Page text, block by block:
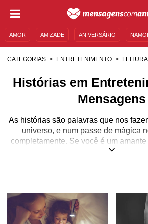
AMOR AMIZADE ANIVERSÁRIO
CATEGORIAS ENTRETENIMENTO LEITURA
Histórias em
Mensagens
As histórias são palavras que nos
universo, e num passe de mágica
completamente. Se você é um
está no lugar certo! Aqui você poderá
nós podemos te
Então, venha embarcar nessa viagem